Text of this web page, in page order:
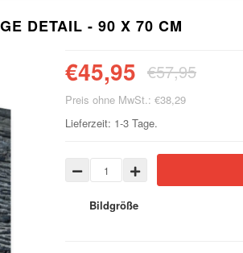
DETAIL - 90 X 70 CM
€45,95 €57,95
Preis ohne MwSt.: €38,29
Lieferzeit: 1-3 Tage.
Bildgröße